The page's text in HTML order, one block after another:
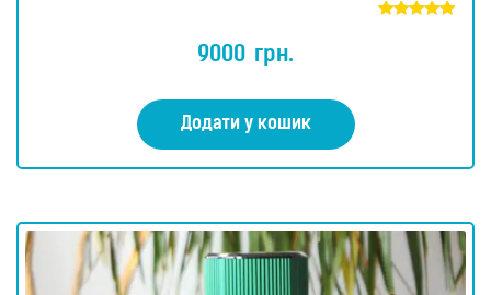
9000 грн.
Додати у кошик